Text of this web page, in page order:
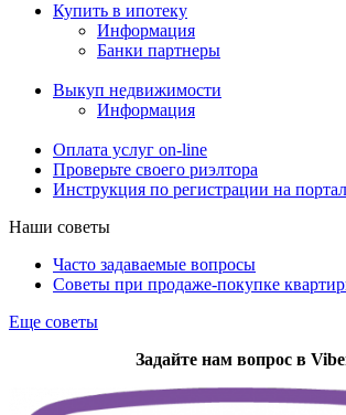
Купить в ипотеку
Информация
Банки партнеры
Выкуп недвижимости
Информация
Оплата услуг on-line
Проверьте своего риэлтора
Инструкция по регистрации на
Наши советы
Часто задаваемые вопросы
Советы при продаже-покупке
Еще советы
Задайте нам вопрос в